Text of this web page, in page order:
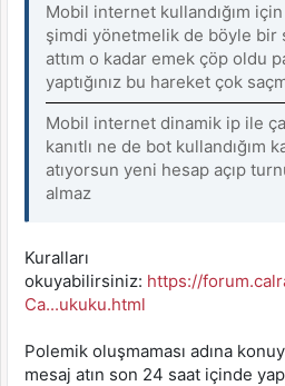
Mobil internet kullandığım
şimdi yönetmelik de böyle bir
attım o kadar emek çöp oldu
yaptığınız bu hareket çok
Mobil internet dinamik ip ile
kanıtlı ne de bot kullandığım
atıyorsun yeni hesap açıp
almaz
Kuralları
okuyabilirsiniz: https://
Ca...ukuku.html
Polemik oluşmaması adına
mesaj atın son 24 saat içinde